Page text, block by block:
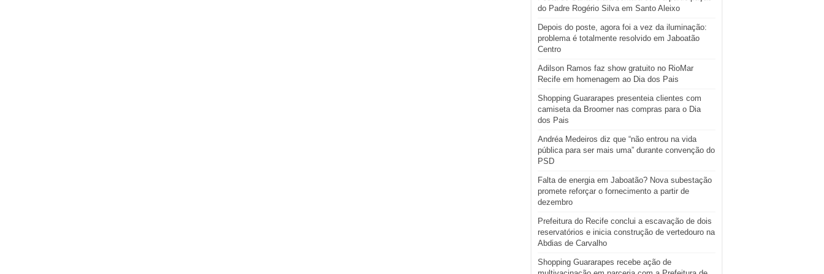
do Padre Rogério Silva em Santo Aleixo
Depois do poste, agora foi a vez da iluminação:
problema é totalmente resolvido em Jaboatão
Centro
Adilson Ramos faz show gratuito no RioMar
Recife em homenagem ao Dia dos Pais
Shopping Guararapes presenteia clientes com
camiseta da Broomer nas compras para o Dia
dos Pais
Andréa Medeiros diz que “não entrou na vida
pública para ser mais uma” durante convenção do
PSD
Falta de energia em Jaboatão? Nova subestação
promete reforçar o fornecimento a partir de
dezembro
Prefeitura do Recife conclui a escavação de dois
reservatórios e inicia construção de vertedouro na
Abdias de Carvalho
Shopping Guararapes recebe ação de